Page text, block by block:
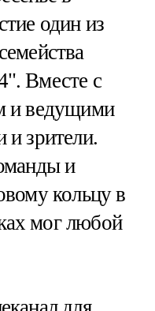
один из
Вместе с
и ведущими
зрители.
и
кольцу в
мог любой